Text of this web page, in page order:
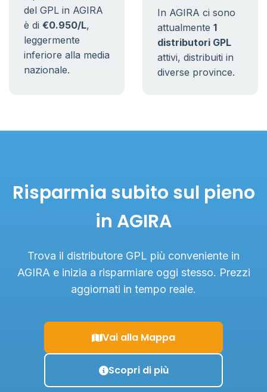
del GPL in AGIRA
è di €0.950/L,
leggermente
inferiore alla media
nazionale.
In AGIRA ci sono
attualmente 1
distributori GPL
attivi, distribuiti in
diverse province.
Risparmia subito sul pieno
in AGIRA
Trova il distributore GPL più conveniente in
AGIRA e inizia a risparmiare oggi stesso. Prezzi
aggiornati in tempo reale.
Vai alla Mappa
Scopri di più